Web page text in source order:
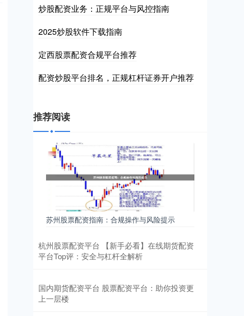
炒股配资业务：正规平台与风控指南
2025炒股软件下载指南
定西股票配资合规平台推荐
配资炒股平台排名，正规杠杆证券开户推荐
推荐阅读
苏州股票配资指南：合规操作与风险提示
杭州股票配资平台 【新手必看】在线期货配资
平台Top评：安全与杠杆全解析
国内期货配资平台 股票配资平台：助你投资更
上一层楼